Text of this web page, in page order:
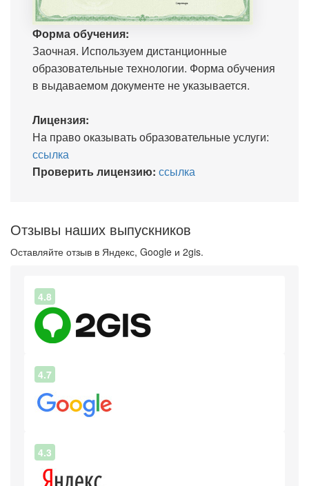
Форма обучения:
Заочная. Используем дистанционные
образовательные технологии. Форма обучения
в выдаваемом документе не указывается.
Лицензия:
На право оказывать образовательные услуги:
ссылка
Проверить лицензию: ссылка
Отзывы наших выпускников
Оставляйте отзыв в Яндекс, Google и 2gis.
4.8
4.7
4.3